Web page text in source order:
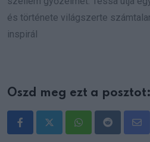
és története világszerte
inspirál
Oszd meg ezt a posztot:
WhatsappReddit